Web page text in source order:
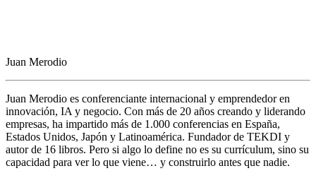
Juan Merodio
Juan Merodio es conferenciante internacional y emprendedor en
innovación, IA y negocio. Con más de 20 años creando y liderando
empresas, ha impartido más de 1.000 conferencias en España,
Estados Unidos, Japón y Latinoamérica. Fundador de TEKDI y
autor de 16 libros. Pero si algo lo define no es su currículum, sino su
capacidad para ver lo que viene… y construirlo antes que nadie.